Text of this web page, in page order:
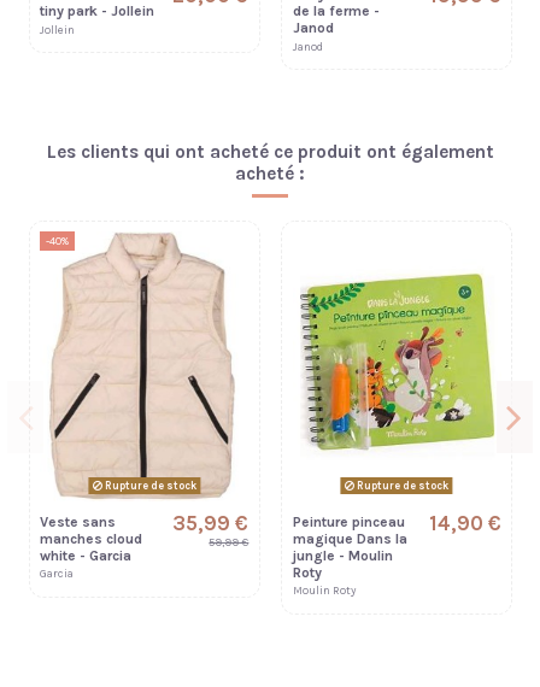
tiny park - Jollein
Jollein
de la ferme -
Janod
Janod
Les clients qui ont acheté ce produit ont également
acheté :
-40%
Rupture de stock
Veste sans
manches cloud
white - Garcia
Garcia
35,99 €
59,99 €
Rupture de stock
Peinture pinceau
magique Dans la
jungle - Moulin
Roty
Moulin Roty
14,90 €